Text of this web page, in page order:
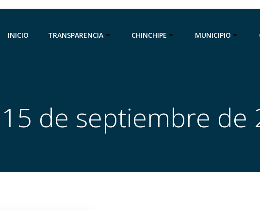
INICIO TRANSPARENCIA CHINCHIPE MUNICIPIO
de septiembre de